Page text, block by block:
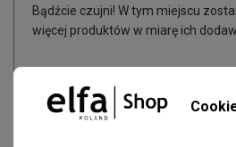
Bądźcie czujni! W tym miejscu
więcej produktów w miarę ich